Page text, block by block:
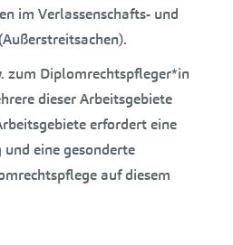
im Verlassenschafts- und
zum Diplomrechtspfleger*in
dieser Arbeitsgebiete
erfordert eine
eine gesonderte
auf diesem